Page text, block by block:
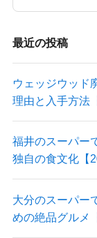
最近の投稿
ウェッジウッド
理由と入手方法
福井のスーパー
独自の食文化【
大分のスーパー
めの絶品グルメ